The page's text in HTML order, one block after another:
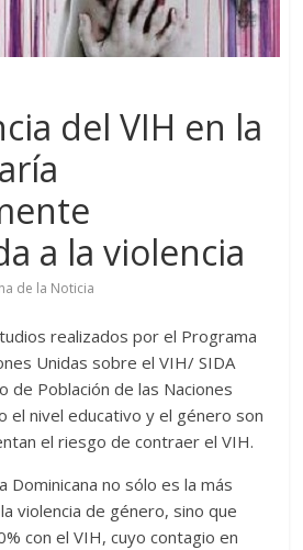
del VIH en la
a la violencia
de la Noticia
realizados por el Programa
Unidas sobre el VIH/ SIDA
de Población de las Naciones
el nivel educativo y el género son
el riesgo de contraer el VIH.
Dominicana no sólo es la más
violencia de género, sino que
con el VIH, cuyo contagio en